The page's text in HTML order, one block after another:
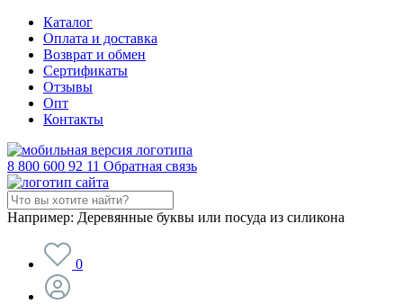
Каталог
Оплата и доставка
Возврат и обмен
Сертификаты
Отзывы
Опт
Контакты
8 800 600 92 11 Обратная связь
Например: Деревянные буквы или посуда из силикона
0